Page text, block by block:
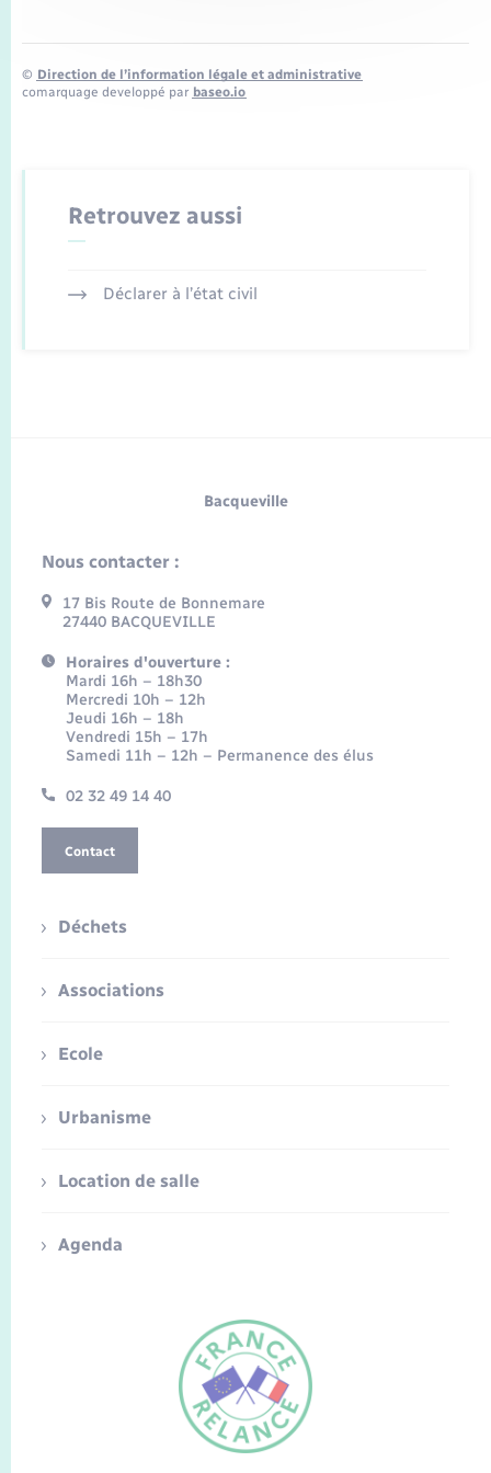
FR
© Direction de l’information légale et administrative
comarquage developpé par baseo.io
Retrouvez aussi
Déclarer à l’état civil
Bacqueville
Nous contacter :
17 Bis Route de Bonnemare
27440 BACQUEVILLE
Horaires d'ouverture :
Mardi 16h – 18h30
Mercredi 10h – 12h
Jeudi 16h – 18h
Vendredi 15h – 17h
Samedi 11h – 12h – Permanence des élus
02 32 49 14 40
Contact
Déchets
Associations
Ecole
Urbanisme
Location de salle
Agenda